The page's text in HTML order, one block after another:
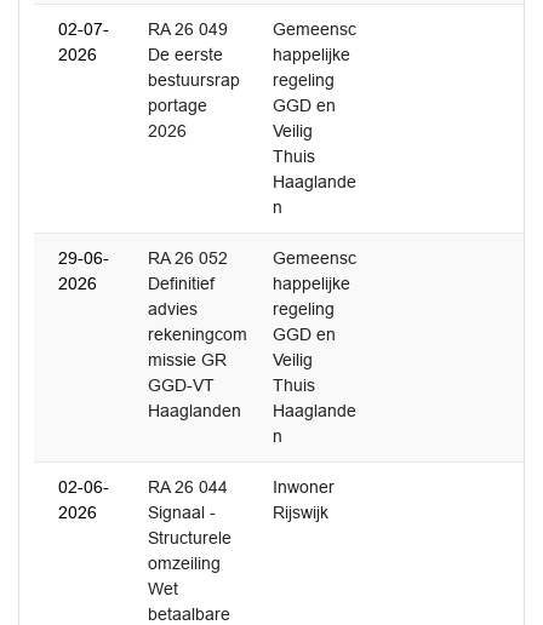
02-07-
2026
RA 26 049
De eerste
bestuursrap
portage
2026
Gemeensc
happelijke
regeling
GGD en
Veilig
Thuis
Haaglande
n
29-06-
2026
RA 26 052
Definitief
advies
rekeningcom
missie GR
GGD-VT
Haaglanden
Gemeensc
happelijke
regeling
GGD en
Veilig
Thuis
Haaglande
n
02-06-
2026
RA 26 044
Signaal -
Structurele
omzeiling
Wet
betaalbare
Inwoner
Rijswijk